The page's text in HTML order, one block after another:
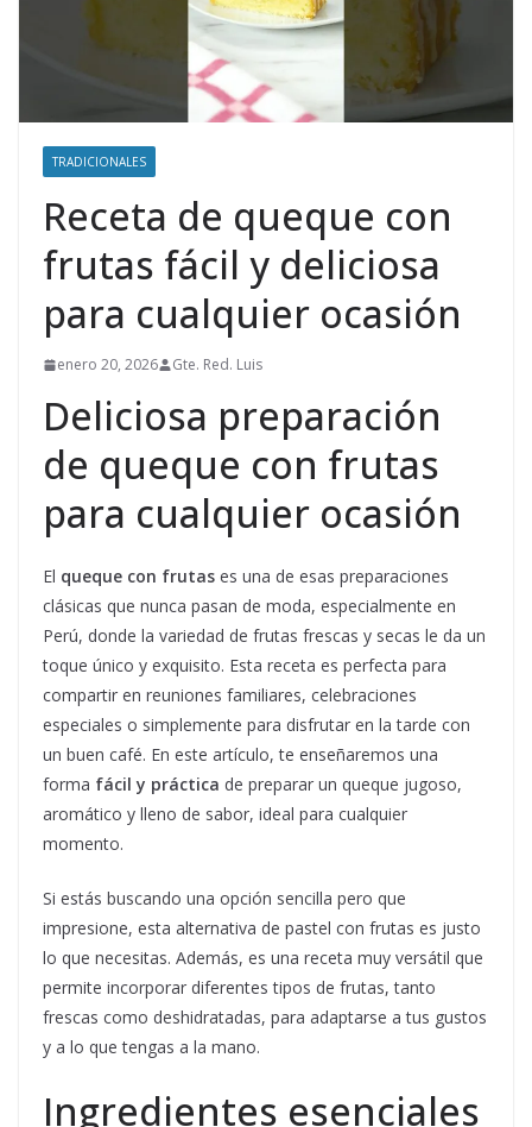
TRADICIONALES
Receta de queque con
frutas fácil y deliciosa
para cualquier ocasión
enero 20, 2026 Gte. Red. Luis
Deliciosa preparación
de queque con frutas
para cualquier ocasión
El queque con frutas es una de esas preparaciones
clásicas que nunca pasan de moda, especialmente en
Perú, donde la variedad de frutas frescas y secas le da un
toque único y exquisito. Esta receta es perfecta para
compartir en reuniones familiares, celebraciones
especiales o simplemente para disfrutar en la tarde con
un buen café. En este artículo, te enseñaremos una
forma fácil y práctica de preparar un queque jugoso,
aromático y lleno de sabor, ideal para cualquier
momento.
Si estás buscando una opción sencilla pero que
impresione, esta alternativa de pastel con frutas es justo
lo que necesitas. Además, es una receta muy versátil que
permite incorporar diferentes tipos de frutas, tanto
frescas como deshidratadas, para adaptarse a tus gustos
y a lo que tengas a la mano.
Ingredientes esenciales